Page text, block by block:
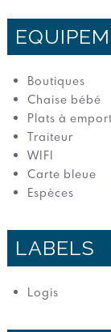
Boutiques
Chaise bébé
Plats à
Traiteur
WIFI
Carte bleue
Espèces
LABELS
Logis